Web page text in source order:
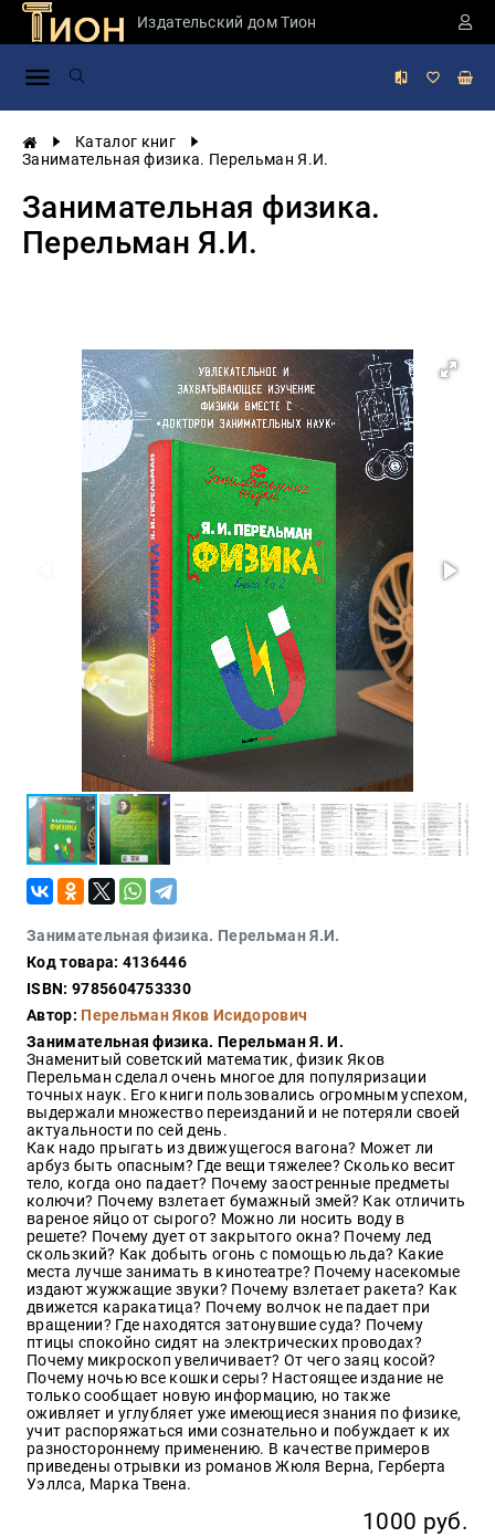
Издательский дом Тион
Каталог книг
Занимательная физика. Перельман Я.И.
Занимательная физика.
Перельман Я.И.
Занимательная физика. Перельман Я.И.
Код товара: 4136446
ISBN: 9785604753330
Автор: Перельман Яков Исидорович
Занимательная физика. Перельман Я. И.
Знаменитый советский математик, физик Яков
Перельман сделал очень многое для популяризации
точных наук. Его книги пользовались огромным успехом,
выдержали множество переизданий и не потеряли своей
актуальности по сей день.
Как надо прыгать из движущегося вагона? Может ли
арбуз быть опасным? Где вещи тяжелее? Сколько весит
тело, когда оно падает? Почему заостренные предметы
колючи? Почему взлетает бумажный змей? Как отличить
вареное яйцо от сырого? Можно ли носить воду в
решете? Почему дует от закрытого окна? Почему лед
скользкий? Как добыть огонь с помощью льда? Какие
места лучше занимать в кинотеатре? Почему насекомые
издают жужжащие звуки? Почему взлетает ракета? Как
движется каракатица? Почему волчок не падает при
вращении? Где находятся затонувшие суда? Почему
птицы спокойно сидят на электрических проводах?
Почему микроскоп увеличивает? От чего заяц косой?
Почему ночью все кошки серы? Настоящее издание не
только сообщает новую информацию, но также
оживляет и углубляет уже имеющиеся знания по физике,
учит распоряжаться ими сознательно и побуждает к их
разностороннему применению. В качестве примеров
приведены отрывки из романов Жюля Верна, Герберта
Уэллса, Марка Твена.
1000 руб.
Занимательная
России
история
Экономика
Учебная
литература
Мир
будущего
Публицистика
Проза
Тайное и
непознанное
Образ
жизни
Философия
Военная
история
Конспирология
Политика
Религия
Туризм
Разное
гастрономия,
кулинария
Красота
и
здоровье
Оптовикам
Авторам
Контакты
Мероприятия
+7(499)
350-17-
79
Москва
pochta@den-
magazin.ru